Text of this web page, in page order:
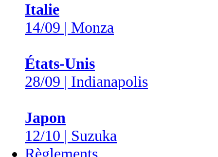
Italie
14/09 | Monza
États-Unis
28/09 | Indianapolis
Japon
12/10 | Suzuka